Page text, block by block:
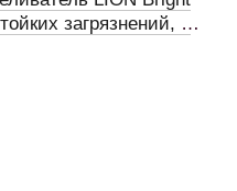
загрязнений, с
эффектом, сменн